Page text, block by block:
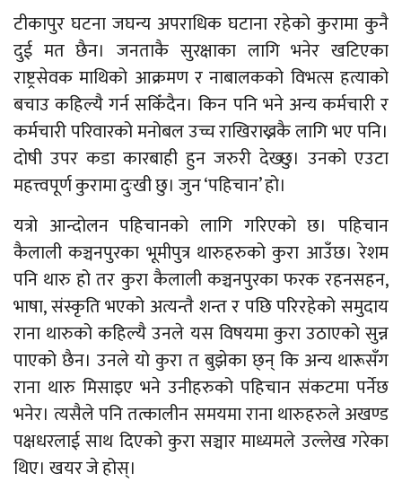
टीकापुर घटना जघन्य अपराधिक घटाना रहेको कुरामा कुनै
दुई मत छैन। जनताकै सुरक्षाका लागि भनेर खटिएका
राष्ट्रसेवक माथिको आक्रमण र नाबालकको विभत्स हत्याको
बचाउ कहिल्यै गर्न सकिँदैन। किन पनि भने अन्य कर्मचारी र
कर्मचारी परिवारको मनोबल उच्च राखिराख्नकै लागि भए पनि।
दोषी उपर कडा कारबाही हुन जरुरी देख्छु। उनको एउटा
महत्त्वपूर्ण कुरामा दुःखी छु। जुन ‘पहिचान’ हो।
यत्रो आन्दोलन पहिचानको लागि गरिएको छ। पहिचान
कैलाली कञ्चनपुरका भूमीपुत्र थारुहरुको कुरा आउँछ। रेशम
पनि थारु हो तर कुरा कैलाली कञ्चनपुरका फरक रहनसहन,
भाषा, संस्कृति भएको अत्यन्तै शन्त र पछि परिरहेको समुदाय
राना थारुको कहिल्यै उनले यस विषयमा कुरा उठाएको सुन्न
पाएको छैन। उनले यो कुरा त बुझेका छ्न् कि अन्य थारूसँग
राना थारु मिसाइए भने उनीहरुको पहिचान संकटमा पर्नेछ
भनेर। त्यसैले पनि तत्कालीन समयमा राना थारुहरुले अखण्ड
पक्षधरलाई साथ दिएको कुरा सञ्चार माध्यमले उल्लेख गरेका
थिए। खयर जे होस्।